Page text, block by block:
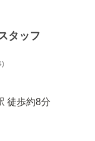
タッフ
)
徒歩約8分